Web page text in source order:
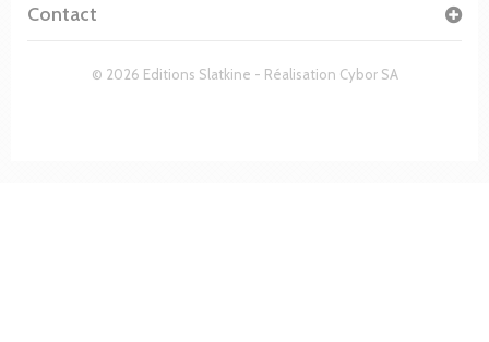
© 2026 Editions Slatkine - Réalisation Cybor SA
Contact